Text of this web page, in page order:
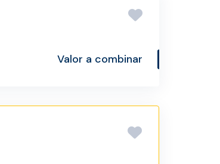
Valor a combinar